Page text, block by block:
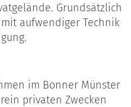
Grundsätzlich
aufwendiger Technik
im Bonner Münster
privaten Zwecken